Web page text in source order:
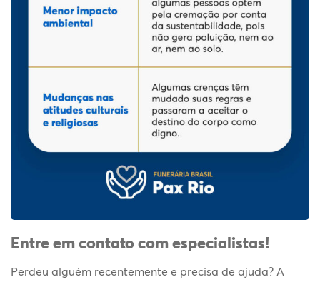
Entre em contato com especialistas!
Perdeu alguém recentemente e precisa de ajuda? A